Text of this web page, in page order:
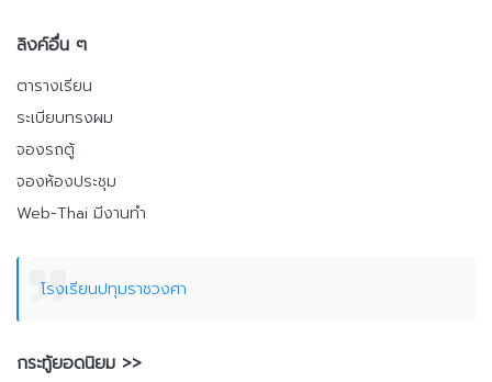
ลิงค์อื่น ๆ
ตารางเรียน
ระเบียบทรงผม
จองรถตู้
จองห้องประชุม
Web-Thai มีงานทำ
โรงเรียนปทุมราชวงศา
กระทู้ยอดนิยม >>